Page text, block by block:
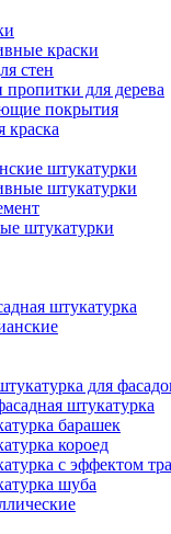
краски
стен
пропитки для дерева
покрытия
краска
штукатурки
штукатурки
штукатурки
штукатурка
для
штукатурка
барашек
короед
с эффектом
шуба